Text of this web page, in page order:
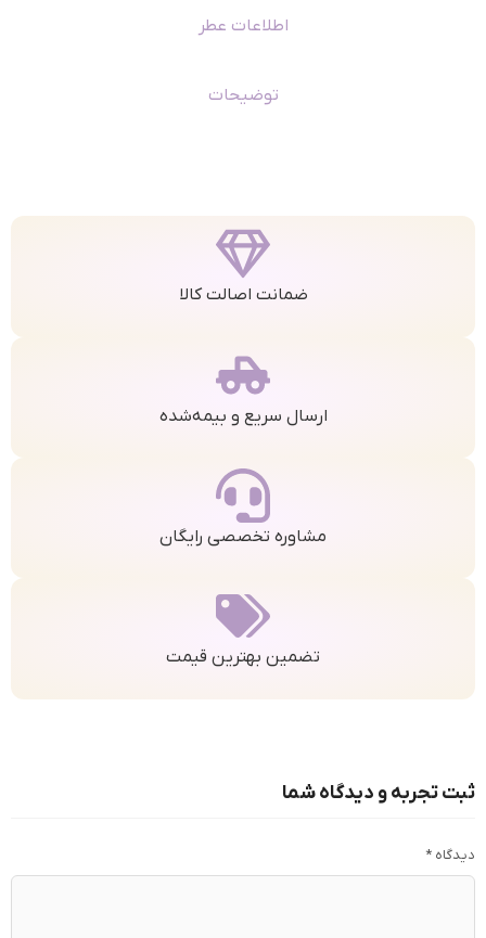
اطلاعات عطر
توضیحات
ضمانت اصالت کالا
ارسال سریع و بیمه‌شده
مشاوره تخصصی رایگان
تضمین بهترین قیمت
ثبت تجربه و دیدگاه شما
دیدگاه *